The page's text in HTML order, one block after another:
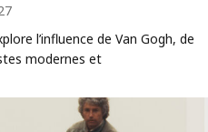
l’influence de Van Gogh, de
modernes et